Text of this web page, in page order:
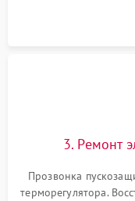
продувка
3. Ремонт
Прозвонка
терморегулятора.